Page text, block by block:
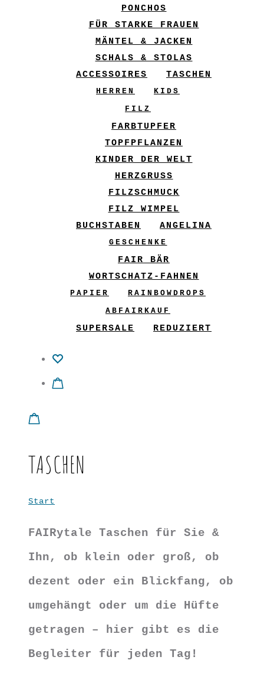
PONCHOS
FÜR STARKE FRAUEN
MÄNTEL & JACKEN
SCHALS & STOLAS
ACCESSOIRES
TASCHEN
HERREN
KIDS
FILZ
FARBTUPFER
TOPFPFLANZEN
KINDER DER WELT
HERZGRUSS
FILZSCHMUCK
FILZ WIMPEL
BUCHSTABEN
ANGELINA
GESCHENKE
FAIR BÄR
WORTSCHATZ-FAHNEN
PAPIER
RAINBOWDROPS
ABFAIRKAUF
SUPERSALE REDUZIERT
TASCHEN
Start
FAIRytale Taschen für Sie &
Ihn, ob klein oder groß, ob
dezent oder ein Blickfang, ob
umgehängt oder um die Hüfte
getragen – hier gibt es die
Begleiter für jeden Tag!